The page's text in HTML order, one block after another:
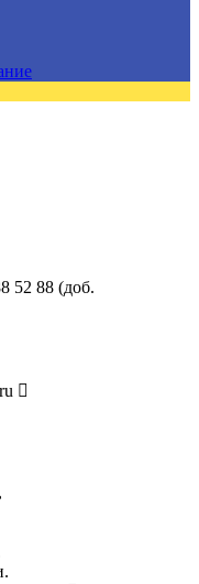
52 88 (доб.